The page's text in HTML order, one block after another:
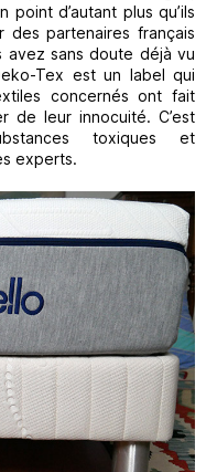
d’autant plus qu’ils
des partenaires français
avez sans doute déjà vu
Tex est un label qui
concernés ont fait
de leur innocuité. C’est
toxiques et
experts.